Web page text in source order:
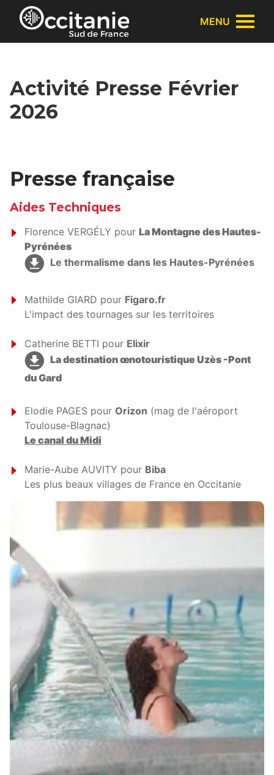
Panneau de gestion des cookies
MENU
Activité Presse Février
2026
Presse française
Aides Techniques
Florence VERGÉLY pour La Montagne des Hautes-
Pyrénées
Le thermalisme dans les Hautes-Pyrénées
Mathilde GIARD pour Figaro.fr
L'impact des tournages sur les territoires
Catherine BETTI pour Elixir
La destination œnotouristique Uzès -Pont
du Gard
Elodie PAGES pour Orizon (mag de l'aéroport
Toulouse-Blagnac)
Le canal du Midi
Marie-Aube AUVITY pour Biba
Les plus beaux villages de France en Occitanie